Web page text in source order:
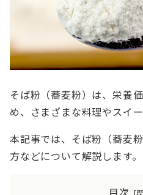
そば粉（蕎麦粉）は、栄養
め、さまざまな料理やスイ
本記事では、そば粉（蕎麦
方などについて解説します。